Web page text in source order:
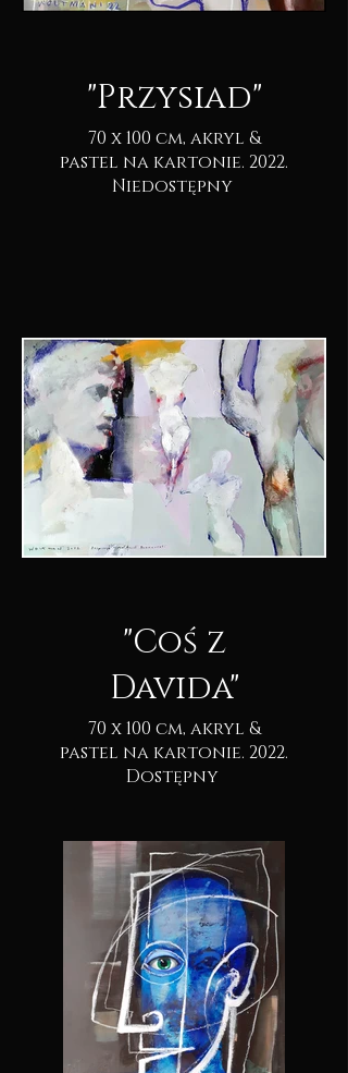
"Przysiad"
70 x 100 cm, akryl &
pastel na kartonie. 2022.
Niedostępny
"Coś z
Davida"
70 x 100 cm, akryl &
pastel na kartonie. 2022.
Dostępny